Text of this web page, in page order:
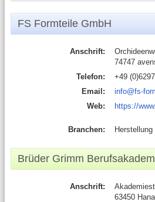
FS Formteile GmbH
Anschrift:
74747
Telefon:
+49
Email:
info@fs-
Web:
https://
Branchen:
Brüder Grimm
Anschrift:
63450